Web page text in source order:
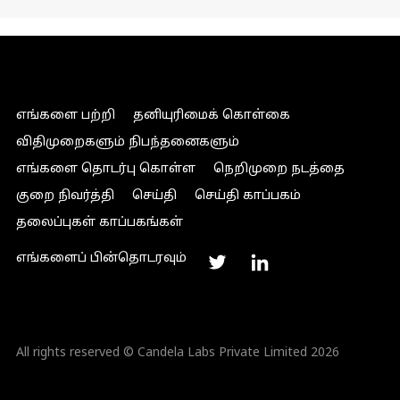
எங்களை பற்றி
தனியுரிமைக் கொள்கை
விதிமுறைகளும் நிபந்தனைகளும்
எங்களை தொடர்பு கொள்ள
நெறிமுறை நடத்தை
குறை நிவர்த்தி
செய்தி
செய்தி காப்பகம்
தலைப்புகள் காப்பகங்கள்
எங்களைப் பின்தொடரவும்
All rights reserved © Candela Labs Private Limited 2026